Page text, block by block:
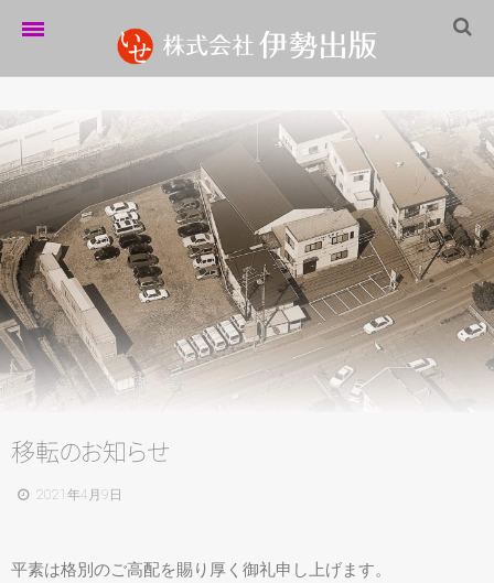
伊勢出版だより
営業案内
制作実績
企業情報
採用情報
パートナーシップ
サイトマップ
移転のお知 らせ
2021年4月9日
平素は格別のご高配を賜り厚く御礼申し上げます。